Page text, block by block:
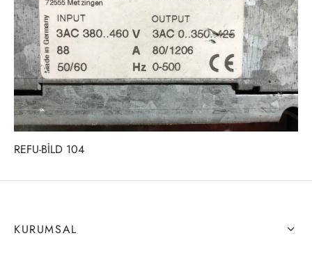
REFU-BİLD 104
KURUMSAL